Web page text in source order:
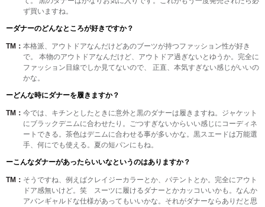
ず買いますね。
ーダナーのどんなところが好きですか？
TM： 本格派、アウトドアなんだけどあのブーツが持つファッション性が好き
で。 本物のアウトドアなんだけど、アウトドア過ぎないとゆうか。完全に
ファッション目線でしか見てないので、 正直、本気すぎない感じがいいの
かな。
ーどんな時にダナーを履きますか？
TM： 今では、キチンとしたときに意外と黒のダナーは履きますね。ジャケット
にブラックデニムに合わせたり。ごつすぎないからいい感じにコーディネ
ートできる。茶色はデニムに合わせる事が多いかな。黒スエードは万能選
手、何にでも使える。夏の短パンにもね。
ーこんなダナーがあったらいいなというのはありますか？
TM： そうですね、例えばクレイジーカラーとか、パテントとか。完全にアウト
ドア感無いけど。笑 スーツに履けるダナーとかカッコいいかも。なんか
アバンギャルドな仕様があってもいいかな。それがダナーならありだと思